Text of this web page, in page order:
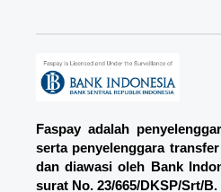
Faspay adalah
serta penyelenggara
dan diawasi oleh Bank
surat No. 23/665/DKSP/Srt/B.